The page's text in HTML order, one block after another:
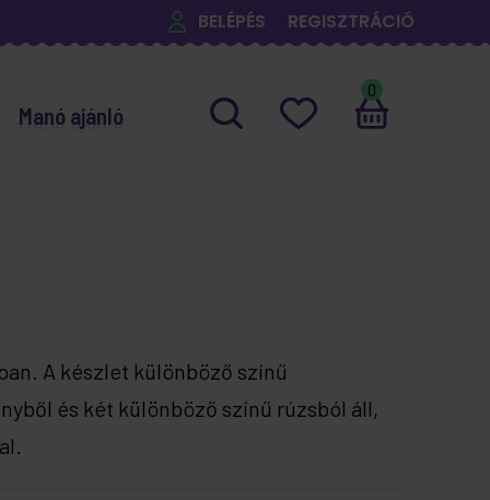
BELÉPÉS REGISZTRÁCIÓ
Manó ajánló
0
A készlet különböző színű
és két különböző színű rúzsból áll,